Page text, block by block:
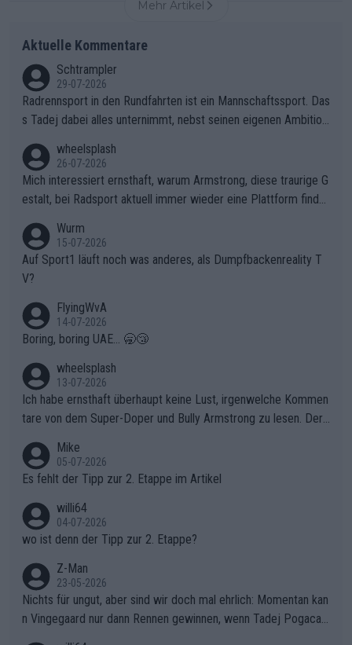
Mehr Artikel
Aktuelle Kommentare
Schtrampler
29-07-2026
Radrennsport in den Rundfahrten ist ein Mannschaftssport. Das
s Tadej dabei alles unternimmt, nebst seinen eigenen Ambition
ganze Team auch mental stark zu machen und konkret am Erf
olg teilzuhaben, ist ihm ganz hoch anzurechnen. Das ist ein Zei
chen weit über den Radsport hinaus.
wheelsplash
26-07-2026
Mich interessiert ernsthaft, warum Armstrong, diese traurige G
estalt, bei Radsport aktuell immer wieder eine Plattform finde
Wurm
15-07-2026
Auf Sport1 läuft noch was anderes, als Dumpfbackenreality T
V?
FlyingWvA
14-07-2026
Boring, boring UAE... 🥱😴
wheelsplash
13-07-2026
Ich habe ernsthaft überhaupt keine Lust, irgenwelche Kommen
tare von dem Super-Doper und Bully Armstrong zu lesen. Der
r die gehört nicht in dieses Medium!
Mike
05-07-2026
Es fehlt der Tipp zur 2. Etappe im Artikel
willi64
04-07-2026
wo ist denn der Tipp zur 2. Etappe?
Z-Man
23-05-2026
Nichts für ungut, aber sind wir doch mal ehrlich: Momentan kan
n Vingegaard nur dann Rennen gewinnen, wenn Tadej Pogacar